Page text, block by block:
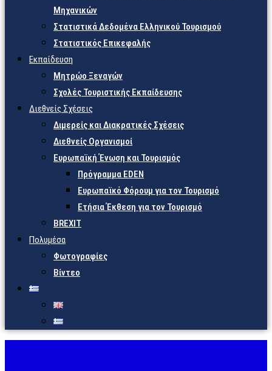
Μηχανικών
Στατιστικά Δεδομένα Ελληνικού Τουρισμού
Στατιστικός Επικεφαλής
Εκπαίδευση
Μητρώο Ξεναγών
Σχολές Τουριστικής Εκπαίδευσης
Διεθνείς Σχέσεις
Διμερείς και Διακρατικές Σχέσεις
Διεθνείς Οργανισμοί
Ευρωπαϊκή Ένωση και Τουρισμός
Πρόγραμμα EDEN
Ευρωπαϊκό Φόρουμ για τον Τουρισμό
Ετήσια Έκθεση για τον Τουρισμό
BREXIT
Πολυμέσα
Φωτογραφίες
Βίντεο